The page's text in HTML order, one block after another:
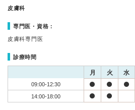
皮膚科
専門医・資格：
皮膚科専門医
診療時間
月 火 水
09:00-12:30
14:00-18:00